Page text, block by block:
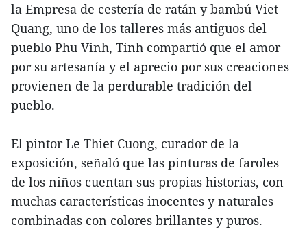
la Empresa de cestería de ratán y bambú Viet
Quang, uno de los talleres más antiguos del
pueblo Phu Vinh, Tinh compartió que el amor
por su artesanía y el aprecio por sus creaciones
provienen de la perdurable tradición del
pueblo.
El pintor Le Thiet Cuong, curador de la
exposición, señaló que las pinturas de faroles
de los niños cuentan sus propias historias, con
muchas características inocentes y naturales
combinadas con colores brillantes y puros.